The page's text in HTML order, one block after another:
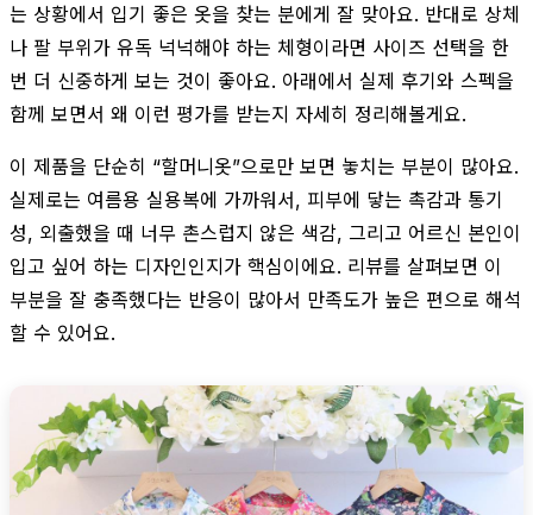
는 상황에서 입기 좋은 옷을 찾는 분에게 잘 맞아요. 반대로 상체
나 팔 부위가 유독 넉넉해야 하는 체형이라면 사이즈 선택을 한
번 더 신중하게 보는 것이 좋아요. 아래에서 실제 후기와 스펙을
함께 보면서 왜 이런 평가를 받는지 자세히 정리해볼게요.
이 제품을 단순히 “할머니옷”으로만 보면 놓치는 부분이 많아요.
실제로는 여름용 실용복에 가까워서, 피부에 닿는 촉감과 통기
성, 외출했을 때 너무 촌스럽지 않은 색감, 그리고 어르신 본인이
입고 싶어 하는 디자인인지가 핵심이에요. 리뷰를 살펴보면 이
부분을 잘 충족했다는 반응이 많아서 만족도가 높은 편으로 해석
할 수 있어요.